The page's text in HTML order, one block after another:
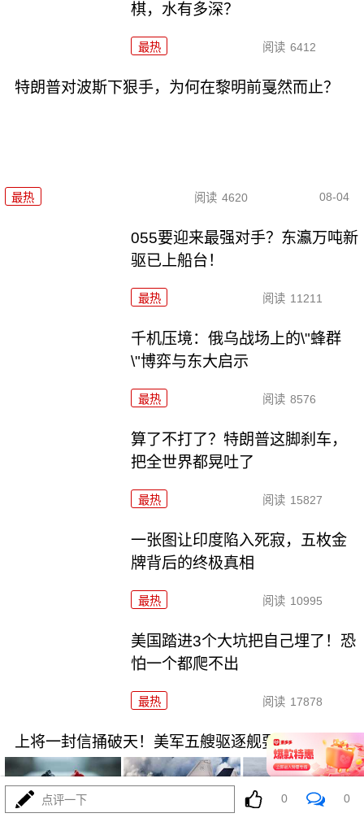
棋，水有多深？
最热 阅读 6412
特朗普对波斯下狠手，为何在黎明前戛然而止？
最热 阅读 4620 08-04
055要迎来最强对手？东瀛万吨新
驱已上船台！
最热 阅读 11211
千机压境：俄乌战场上的\"蜂群
\"博弈与东大启示
最热 阅读 8576
算了不打了？特朗普这脚刹车，
把全世界都晃吐了
最热 阅读 15827
一张图让印度陷入死寂，五枚金
牌背后的终极真相
最热 阅读 10995
美国踏进3个大坑把自己埋了！恐
怕一个都爬不出
最热 阅读 17878
上将一封信捅破天！美军五艘驱逐舰要盖三口锅！
点评一下 0 0